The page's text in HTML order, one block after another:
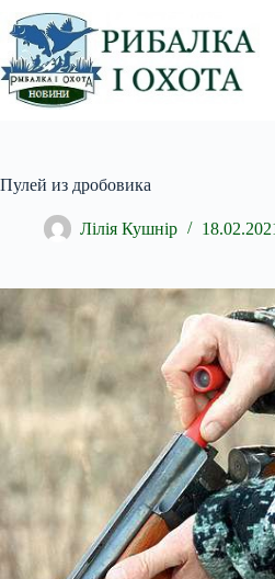
Перейти
до
вмісту
Пулей из дробовика
Лілія Кушнір